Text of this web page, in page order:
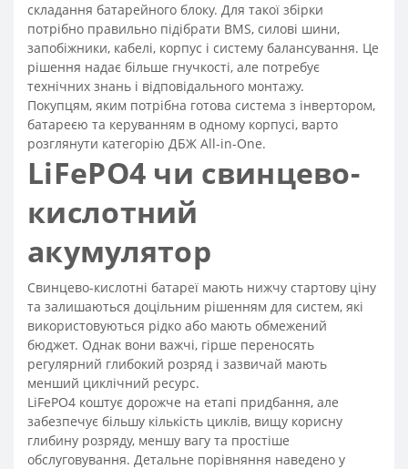
складання батарейного блоку. Для такої збірки
потрібно правильно підібрати BMS, силові шини,
запобіжники, кабелі, корпус і систему балансування. Це
рішення надає більше гнучкості, але потребує
технічних знань і відповідального монтажу.
Покупцям, яким потрібна готова система з інвертором,
батареєю та керуванням в одному корпусі, варто
розглянути категорію ДБЖ All-in-One.
LiFePO4 чи свинцево-
кислотний
акумулятор
Свинцево-кислотні батареї мають нижчу стартову ціну
та залишаються доцільним рішенням для систем, які
використовуються рідко або мають обмежений
бюджет. Однак вони важчі, гірше переносять
регулярний глибокий розряд і зазвичай мають
менший циклічний ресурс.
LiFePO4 коштує дорожче на етапі придбання, але
забезпечує більшу кількість циклів, вищу корисну
глибину розряду, меншу вагу та простіше
обслуговування. Детальне порівняння наведено у